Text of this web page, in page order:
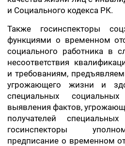
и Социального кодекса РК.
Также госинспекторы
функциями о временном
социального работника в
несоответствия
и требованиям,
угрожающего жизни и
специальных
выявления фактов,
получателей
госинспекторы
предписание о временном